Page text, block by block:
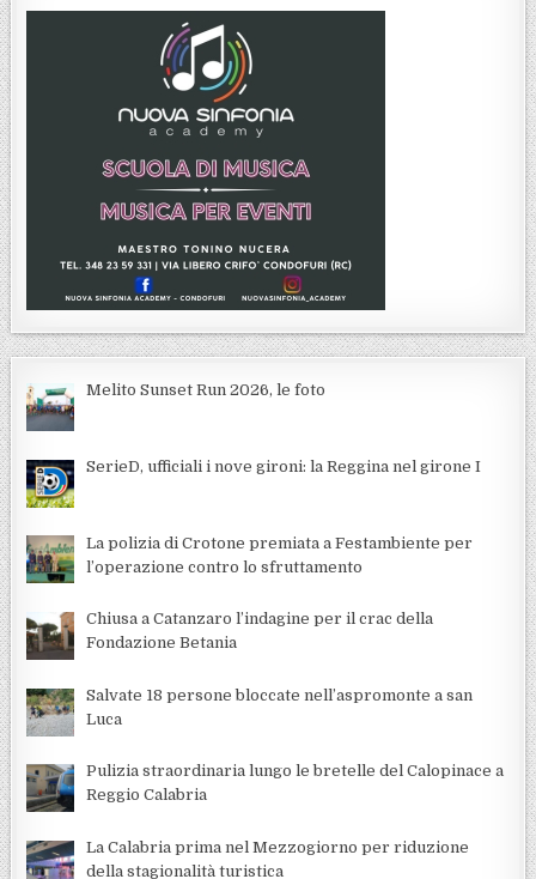
Melito Sunset Run 2026, le foto
SerieD, ufficiali i nove gironi: la Reggina nel girone I
La polizia di Crotone premiata a Festambiente per
l’operazione contro lo sfruttamento
Chiusa a Catanzaro l’indagine per il crac della
Fondazione Betania
Salvate 18 persone bloccate nell’aspromonte a san
Luca
Pulizia straordinaria lungo le bretelle del Calopinace a
Reggio Calabria
La Calabria prima nel Mezzogiorno per riduzione
della stagionalità turistica